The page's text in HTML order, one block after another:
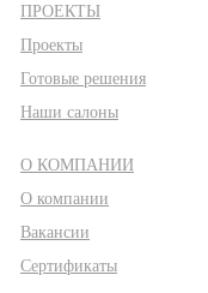
ПРОЕКТЫ
Проекты
Готовые решения
Наши салоны
О КОМПАНИИ
О компании
Вакансии
Сертификаты